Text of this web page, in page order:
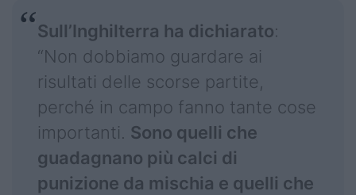
Sull’Inghilterra ha dichiarato:
“Non dobbiamo guardare ai
risultati delle scorse partite,
perché in campo fanno tante cose
importanti. Sono quelli che
guadagnano più calci di
punizione da mischia e quelli che